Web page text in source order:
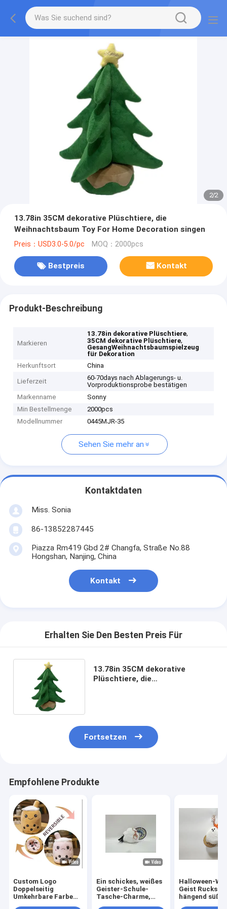
2/2
13.78in 35CM dekorative Plüschtiere, die
Weihnachtsbaum Toy For Home Decoration singen
Preis：USD3.0-5.0/pc MOQ：2000pcs
Bestpreis Kontakt
Produkt-Beschreibung
Markieren
13.78in dekorative Plüschtiere,
35CM dekorative Plüschtiere,
GesangWeihnachtsbaumspielzeug
für Dekoration
Herkunftsort
China
Lieferzeit
60-70days nach Ablagerungs- u.
Vorproduktionsprobe bestätigen
Markenname
Sonny
Min Bestellmenge
2000pcs
Modellnummer
0445MJR-35
Sehen Sie mehr an
Kontaktdaten
Miss. Sonia
86-13852287445
Piazza Rm419 Gbd 2# Changfa, Straße No.88
Hongshan, Nanjing, China
Kontakt
Erhalten Sie Den Besten Preis Für
13.78in 35CM dekorative
Plüschtiere, die
Fortsetzen
Empfohlene Produkte
Custom Logo
Doppelseitig
Umkehrbare Farbe
Ein schickes, weißes
Geister-Schule-
Tasche-Charme,
Halloween-
Geist
hängend süße